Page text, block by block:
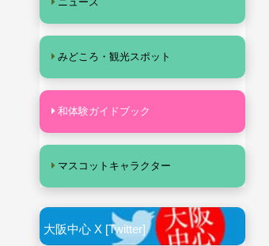
みどころ・観光スポット
和体験ガイドブック
マスコットキャラクター
大阪中心 X [Twitter]